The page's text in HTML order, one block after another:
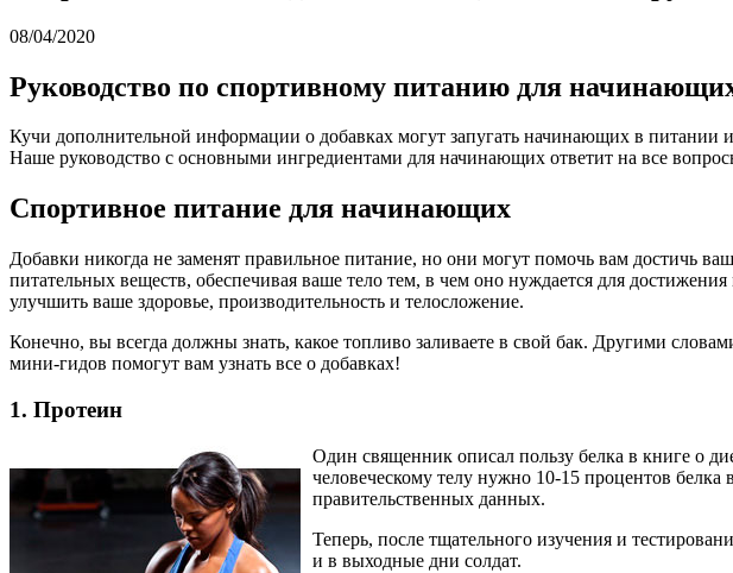
08/04/2020
Руководство по спортивному питанию для
Кучи дополнительной информации о добавках могут запугать начинающих в питании
Наше руководство с основными ингредиентами для начинающих ответит на все
Спортивное питание для начинающих
Добавки никогда не заменят правильное питание, но они могут помочь вам достичь
питательных веществ, обеспечивая ваше тело тем, в чем оно нуждается для
улучшить ваше здоровье, производительность и телосложение.
Конечно, вы всегда должны знать, какое топливо заливаете в свой бак. Другими
мини-гидов помогут вам узнать все о добавках!
1. Протеин
Один священник описал пользу белка в книге о
человеческому телу нужно 10-15 процентов
правительственных данных.
Теперь, после тщательного изучения и
и в выходные дни солдат.